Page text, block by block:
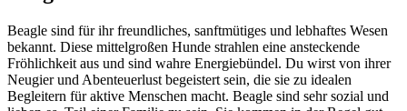
Beagle sind für ihr freundliches, sanftmütiges und lebhaftes Wesen
bekannt. Diese mittelgroßen Hunde strahlen eine ansteckende
Fröhlichkeit aus und sind wahre Energiebündel. Du wirst von ihrer
Neugier und Abenteuerlust begeistert sein, die sie zu idealen
Begleitern für aktive Menschen macht. Beagle sind sehr sozial und